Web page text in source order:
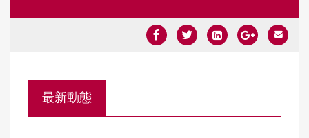
Y
最新動態